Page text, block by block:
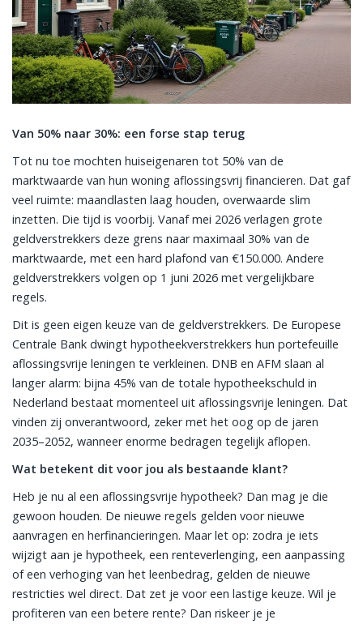
Van 50% naar 30%: een forse stap terug
Tot nu toe mochten huiseigenaren tot 50% van de
marktwaarde van hun woning aflossingsvrij financieren. Dat gaf
veel ruimte: maandlasten laag houden, overwaarde slim
inzetten. Die tijd is voorbij. Vanaf mei 2026 verlagen grote
geldverstrekkers deze grens naar maximaal 30% van de
marktwaarde, met een hard plafond van €150.000. Andere
geldverstrekkers volgen op 1 juni 2026 met vergelijkbare
regels.
Dit is geen eigen keuze van de geldverstrekkers. De Europese
Centrale Bank dwingt hypotheekverstrekkers hun portefeuille
aflossingsvrije leningen te verkleinen. DNB en AFM slaan al
langer alarm: bijna 45% van de totale hypotheekschuld in
Nederland bestaat momenteel uit aflossingsvrije leningen. Dat
vinden zij onverantwoord, zeker met het oog op de jaren
2035–2052, wanneer enorme bedragen tegelijk aflopen.
Wat betekent dit voor jou als bestaande klant?
Heb je nu al een aflossingsvrije hypotheek? Dan mag je die
gewoon houden. De nieuwe regels gelden voor nieuwe
aanvragen en herfinancieringen. Maar let op: zodra je iets
wijzigt aan je hypotheek, een renteverlenging, een aanpassing
of een verhoging van het leenbedrag, gelden de nieuwe
restricties wel direct. Dat zet je voor een lastige keuze. Wil je
profiteren van een betere rente? Dan riskeer je je